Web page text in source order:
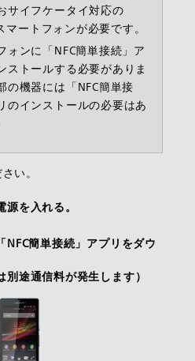
サイフケータイ対応の
ートフォンが必要です。
ォンに「NFC簡単接続」ア
ストールする必要がありま
の機器には「NFC簡単接
のインストールの必要はあ
い。
を入れる。
NFC簡単接続」アプリをダウ
別途通信料が発生します）